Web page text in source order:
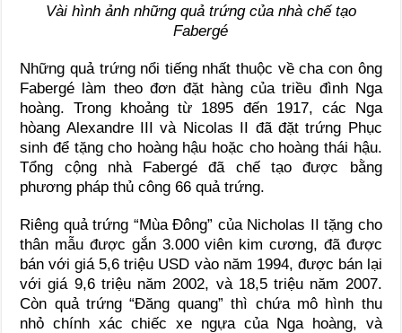
Vài hình ảnh những quả trứng của nhà chế tạo
Fabergé
Những quả trứng nổi tiếng nhất thuộc về cha con ông
Fabergé làm theo đơn đặt hàng của triều đình Nga
hoàng. Trong khoảng từ 1895 đến 1917, các Nga
hòang Alexandre III và Nicolas II đã đặt trứng Phục
sinh để tặng cho hoàng hậu hoặc cho hoàng thái hậu.
Tổng cộng nhà Fabergé đã chế tạo được bằng
phương pháp thủ công 66 quả trứng.
Riêng quả trứng “Mùa Đông” của Nicholas II tặng cho
thân mẫu được gắn 3.000 viên kim cương, đã được
bán với giá 5,6 triệu USD vào năm 1994, được bán lại
với giá 9,6 triệu năm 2002, và 18,5 triệu năm 2007.
Còn quả trứng “Đăng quang” thì chứa mô hình thu
nhỏ chính xác chiếc xe ngựa của Nga hoàng, và